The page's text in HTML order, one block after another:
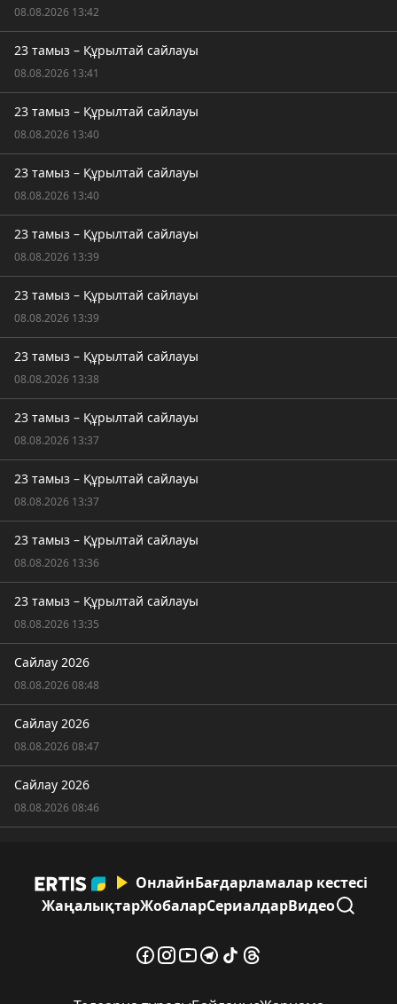
08.08.2026 13:42
23 тамыз – Құрылтай сайлауы
08.08.2026 13:41
23 тамыз – Құрылтай сайлауы
08.08.2026 13:40
23 тамыз – Құрылтай сайлауы
08.08.2026 13:40
23 тамыз – Құрылтай сайлауы
08.08.2026 13:39
23 тамыз – Құрылтай сайлауы
08.08.2026 13:39
23 тамыз – Құрылтай сайлауы
08.08.2026 13:38
23 тамыз – Құрылтай сайлауы
08.08.2026 13:37
23 тамыз – Құрылтай сайлауы
08.08.2026 13:37
23 тамыз – Құрылтай сайлауы
08.08.2026 13:36
23 тамыз – Құрылтай сайлауы
08.08.2026 13:35
Сайлау 2026
08.08.2026 08:48
Сайлау 2026
08.08.2026 08:47
Сайлау 2026
08.08.2026 08:46
ОнлайнБағдарламалар кестесі
ЖаңалықтарЖобаларСериалдарВидео